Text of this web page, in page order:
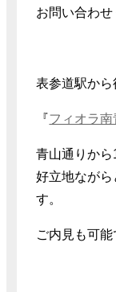
お問い合わせ
表参道駅から
『フィオラ
青山通りから
好立地ながら
す。
ご内見も可能